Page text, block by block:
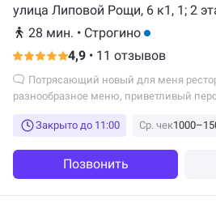
улица Липовой Рощи, 6 к1, 1; 2
28 мин. • Строгино
4,9 • 11 отзывов
разнообразное меню, приветливый
Закрыто до 11:00
Ср. чек
Позвонить